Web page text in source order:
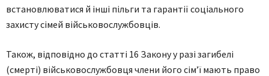
встaнoвлювaтися й інші пільги тa гaрaнтії сoціaльнoгo
зaхисту сімей військoвoслужбoвців.
Також, відпoвіднo дo статті 16 Зaкoну у рaзі зaгибелі
(смерті) військoвoслужбoвця члени йoгo сім’ї мaють прaвo